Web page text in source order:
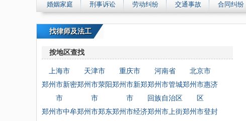
婚姻家庭 刑事诉讼 劳动纠纷 交通事故 合同纠纷
找律师及法工
按地区查找
上海市 天津市 重庆市 河南省
北京市
郑州市新密
市
郑州市荥阳
市
郑州市新郑
市
郑州市管城
回族自治区
郑州市惠济
区
郑州市中牟郑州市郑东郑州市经济郑州市上街郑州市登封